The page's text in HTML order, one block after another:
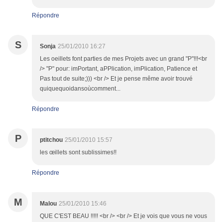
Répondre
S Sonja 25/01/2010 16:27
Les oeillets font parties de mes Projets avec un grand "P"!!!<br
/> "P" pour: imPortant, aPPlication, imPlication, Patience et
Pas tout de suite;))) <br /> Et je pense même avoir trouvé
quiquequoidansoùcomment...
Répondre
P ptitchou 25/01/2010 15:57
les œillets sont sublissimes!!
Répondre
M Malou 25/01/2010 15:46
QUE C'EST BEAU !!!!! <br /> <br /> Et je vois que vous ne vous